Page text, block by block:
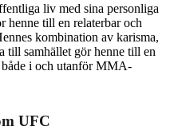
liv med sina personliga
henne till en relaterbar och
kombination av karisma,
till samhället gör henne till en
både i och utanför MMA-
UFC